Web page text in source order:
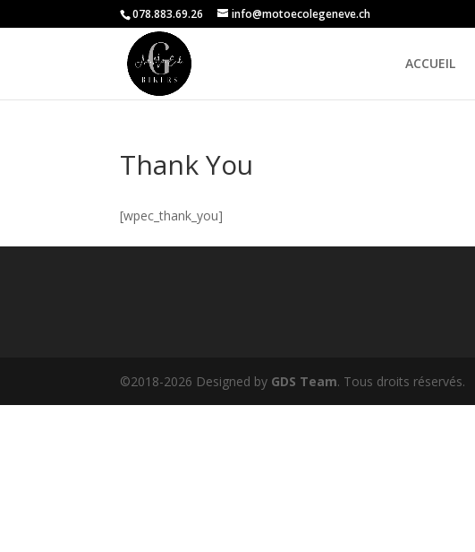
078.883.69.26 info@motoecolegeneve.ch
ACCUEIL
Thank You
[wpec_thank_you]
©2018-2026 Designed by GDS Team. Tous droits réservés.